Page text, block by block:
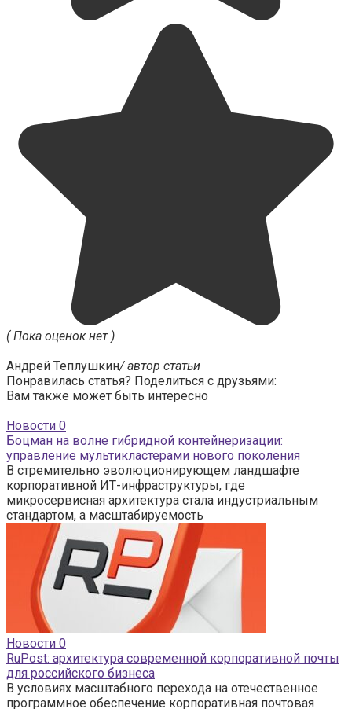
( Пока оценок нет )
Андрей Теплушкин/ автор статьи
Понравилась статья? Поделиться с друзьями:
Вам также может быть интересно
Новости 0
Боцман на волне гибридной контейнеризации:
управление мультикластерами нового поколения
В стремительно эволюционирующем ландшафте
корпоративной ИТ-инфраструктуры, где
микросервисная архитектура стала индустриальным
стандартом, а масштабируемость
Новости 0
RuPost: архитектура современной корпоративной почты
для российского бизнеса
В условиях масштабного перехода на отечественное
программное обеспечение корпоративная почтовая